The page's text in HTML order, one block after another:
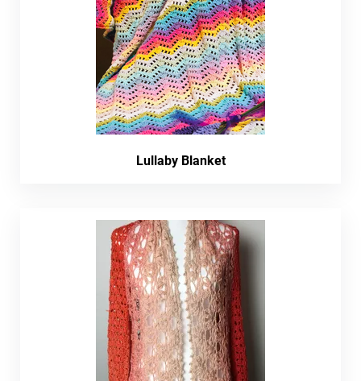
Lullaby Blanket